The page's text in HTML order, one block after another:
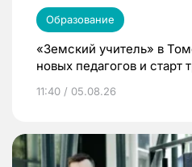
Образование
«Земский учитель» в
новых педагогов и старт
11:40 / 05.08.26